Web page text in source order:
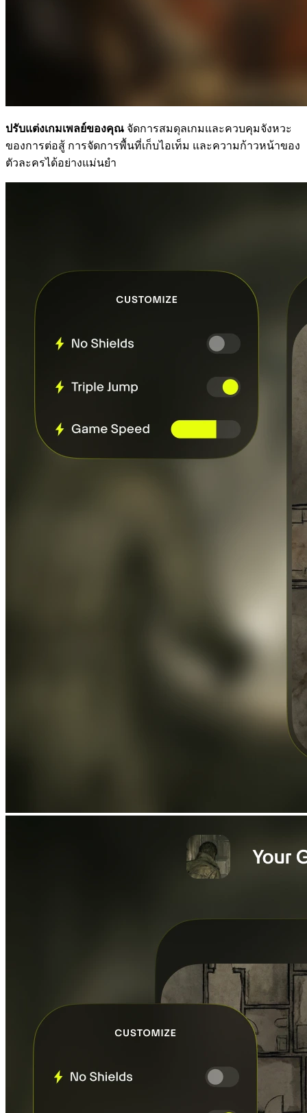
ปรับแต่งเกมเพลย์ของคุณ จัดการสมดุลเกมและควบคุมจังหวะ
ของการต่อสู้ การจัดการพื้นที่เก็บไอเท็ม และความก้าวหน้าของ
ตัวละครได้อย่างแม่นยำ